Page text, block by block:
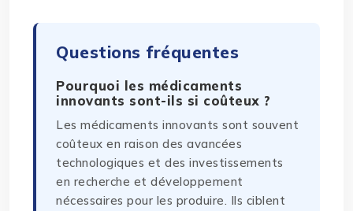
Questions fréquentes
Pourquoi les médicaments
innovants sont-ils si coûteux ?
Les médicaments innovants sont souvent
coûteux en raison des avancées
technologiques et des investissements
en recherche et développement
nécessaires pour les produire. Ils ciblent